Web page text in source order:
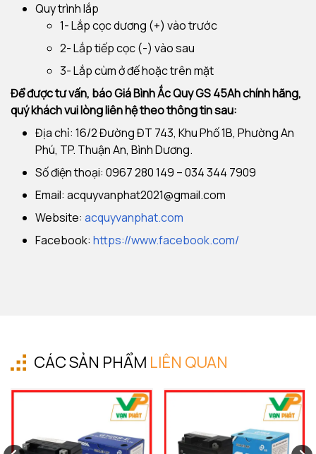
Quy trình lắp
1- Lắp cọc dương (+) vào trước
2- Lắp tiếp cọc (-) vào sau
3- Lắp cùm ở đế hoặc trên mặt
Để được tư vấn, báo Giá Bình Ắc Quy GS 45Ah chính hãng,
quý khách vui lòng liên hệ theo thông tin sau:
Địa chỉ: 16/2 Đường ĐT 743, Khu Phố 1B, Phường An
Phú, TP. Thuận An, Bình Dương.
Số điện thoại: 0967 280 149 – 034 344 7909
Email: acquyvanphat2021@gmail.com
Website: acquyvanphat.com
Facebook: https://www.facebook.com/
CÁC SẢN PHẨM LIÊN QUAN